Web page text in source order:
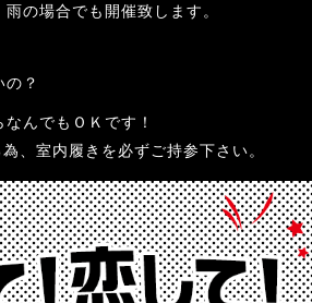
の場合でも開催致します。
？
んでもＯＫです！
、室内履きを必ずご持参下さい。